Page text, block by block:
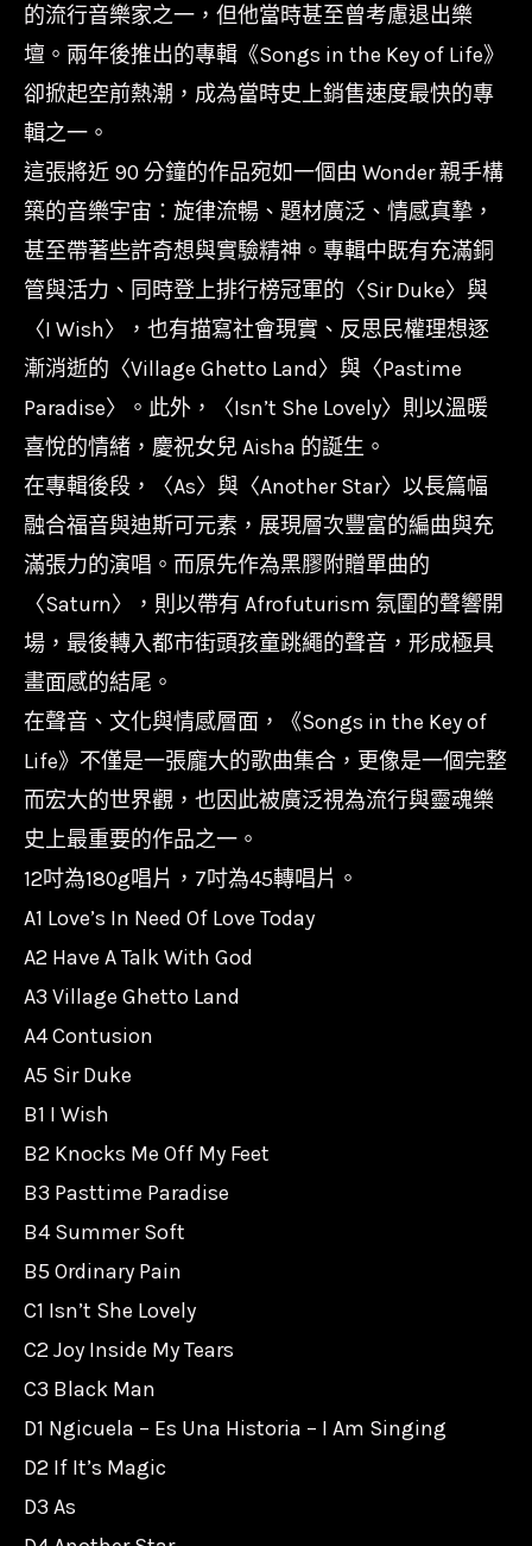
的流行音樂家之一，但他當時甚至曾考慮退出樂
壇。兩年後推出的專輯《Songs in the Key of Life》
卻掀起空前熱潮，成為當時史上銷售速度最快的專
輯之一。
這張將近 90 分鐘的作品宛如一個由 Wonder 親手構
築的音樂宇宙：旋律流暢、題材廣泛、情感真摯，
甚至帶著些許奇想與實驗精神。專輯中既有充滿銅
管與活力、同時登上排行榜冠軍的〈Sir Duke〉與
〈I Wish〉，也有描寫社會現實、反思民權理想逐
漸消逝的〈Village Ghetto Land〉與〈Pastime
Paradise〉。此外，〈Isn’t She Lovely〉則以溫暖
喜悅的情緒，慶祝女兒 Aisha 的誕生。
在專輯後段，〈As〉與〈Another Star〉以長篇幅
融合福音與迪斯可元素，展現層次豐富的編曲與充
滿張力的演唱。而原先作為黑膠附贈單曲的
〈Saturn〉，則以帶有 Afrofuturism 氛圍的聲響開
場，最後轉入都市街頭孩童跳繩的聲音，形成極具
畫面感的結尾。
在聲音、文化與情感層面，《Songs in the Key of
Life》不僅是一張龐大的歌曲集合，更像是一個完整
而宏大的世界觀，也因此被廣泛視為流行與靈魂樂
史上最重要的作品之一。
12吋為180g唱片，7吋為45轉唱片。
A1 Love’s In Need Of Love Today
A2 Have A Talk With God
A3 Village Ghetto Land
A4 Contusion
A5 Sir Duke
B1 I Wish
B2 Knocks Me Off My Feet
B3 Pasttime Paradise
B4 Summer Soft
B5 Ordinary Pain
C1 Isn’t She Lovely
C2 Joy Inside My Tears
C3 Black Man
D1 Ngicuela – Es Una Historia – I Am Singing
D2 If It’s Magic
D3 As